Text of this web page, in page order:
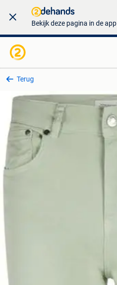
Bekijk deze pagina in de app
Terug